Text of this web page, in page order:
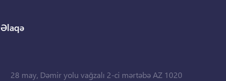
Əlaqə
28 may, Dəmir yolu vağzalı 2-ci mərtəbə AZ 1020